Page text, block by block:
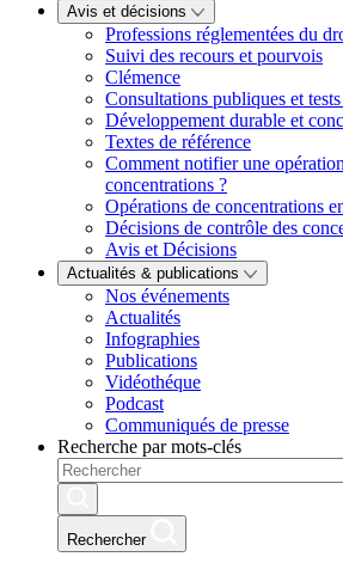
Avis et décisions
Professions réglementées du
Suivi des recours et pourvois
Clémence
Consultations publiques et
Développement durable et
Textes de référence
Comment notifier une
concentrations ?
Opérations de concentrations
Décisions de contrôle des
Avis et Décisions
Actualités & publications
Nos événements
Actualités
Infographies
Publications
Vidéothéque
Podcast
Communiqués de presse
Recherche par mots-clés
Rechercher